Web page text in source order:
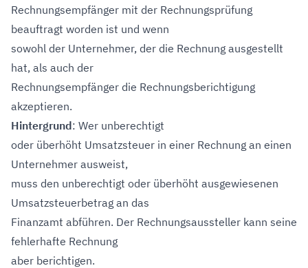
Rechnungsempfänger mit der Rechnungsprüfung
beauftragt worden ist und wenn
sowohl der Unternehmer, der die Rechnung ausgestellt
hat, als auch der
Rechnungsempfänger die Rechnungsberichtigung
akzeptieren.
Hintergrund: Wer unberechtigt
oder überhöht Umsatzsteuer in einer Rechnung an einen
Unternehmer ausweist,
muss den unberechtigt oder überhöht ausgewiesenen
Umsatzsteuerbetrag an das
Finanzamt abführen. Der Rechnungsaussteller kann seine
fehlerhafte Rechnung
aber berichtigen.